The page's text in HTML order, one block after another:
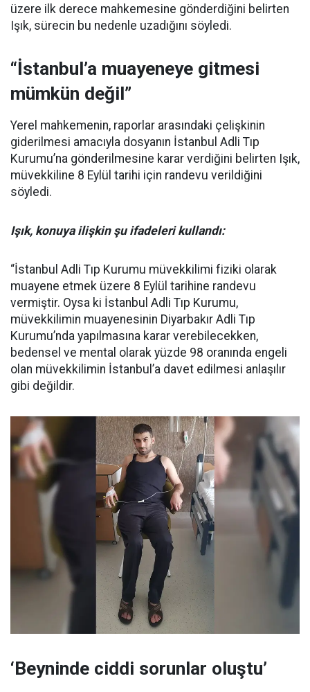
üzere ilk derece mahkemesine gönderdiğini belirten
Işık, sürecin bu nedenle uzadığını söyledi.
“İstanbul’a muayeneye gitmesi
mümkün değil”
Yerel mahkemenin, raporlar arasındaki çelişkinin
giderilmesi amacıyla dosyanın İstanbul Adli Tıp
Kurumu’na gönderilmesine karar verdiğini belirten Işık,
müvekkiline 8 Eylül tarihi için randevu verildiğini
söyledi.
Işık, konuya ilişkin şu ifadeleri kullandı:
“İstanbul Adli Tıp Kurumu müvekkilimi fiziki olarak
muayene etmek üzere 8 Eylül tarihine randevu
vermiştir. Oysa ki İstanbul Adli Tıp Kurumu,
müvekkilimin muayenesinin Diyarbakır Adli Tıp
Kurumu’nda yapılmasına karar verebilecekken,
bedensel ve mental olarak yüzde 98 oranında engeli
olan müvekkilimin İstanbul’a davet edilmesi anlaşılır
gibi değildir.
‘Beyninde ciddi sorunlar oluştu’